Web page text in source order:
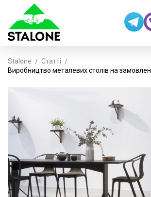
Stalone
Статті
Виробництво металевих столів на